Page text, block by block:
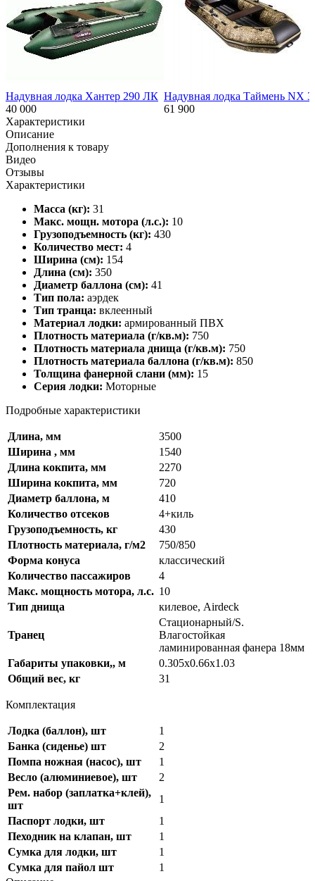
Надувная лодка Хантер 290 ЛК
40 000
Надувная лодка Таймень NX
61 900
Характеристики
Описание
Дополнения к товару
Видео
Отзывы
Характеристики
Масса (кг): 31
Макс. мощн. мотора (л.с.): 10
Грузоподъемность (кг): 430
Количество мест: 4
Ширина (см): 154
Длина (см): 350
Диаметр баллона (см): 41
Тип пола: аэрдек
Тип транца: вклеенный
Материал лодки: армированный ПВХ
Плотность материала (г/кв.м): 750
Плотность материала днища (г/кв.м): 750
Плотность материала баллона (г/кв.м): 850
Толщина фанерной слани (мм): 15
Серия лодки: Моторные
Подробные характеристики
Длина, мм
3500
Ширина , мм
1540
Длина кокпита, мм
2270
Ширина кокпита, мм
720
Диаметр баллона, м
410
Количество отсеков
4+киль
Грузоподъемность, кг
430
Плотность материала, г/м2
750/850
Форма конуса
классический
Количество пассажиров
4
Макс. мощность мотора, л.с. 10
Тип днища
килевое, Airdeck
Транец
Стационарный/S.
Влагостойкая
ламинированная фанера 18мм
Габариты упаковки,, м
0.305х0.66х1.03
Общий вес, кг
31
Комплектация
Лодка (баллон), шт
1
Банка (сиденье) шт
2
Помпа ножная (насос), шт
1
Весло (алюминиевое), шт
2
Рем. набор (заплатка+клей),
шт
1
Паспорт лодки, шт
1
Пеходник на клапан, шт
1
Сумка для лодки, шт
1
Cумка для пайол шт
1